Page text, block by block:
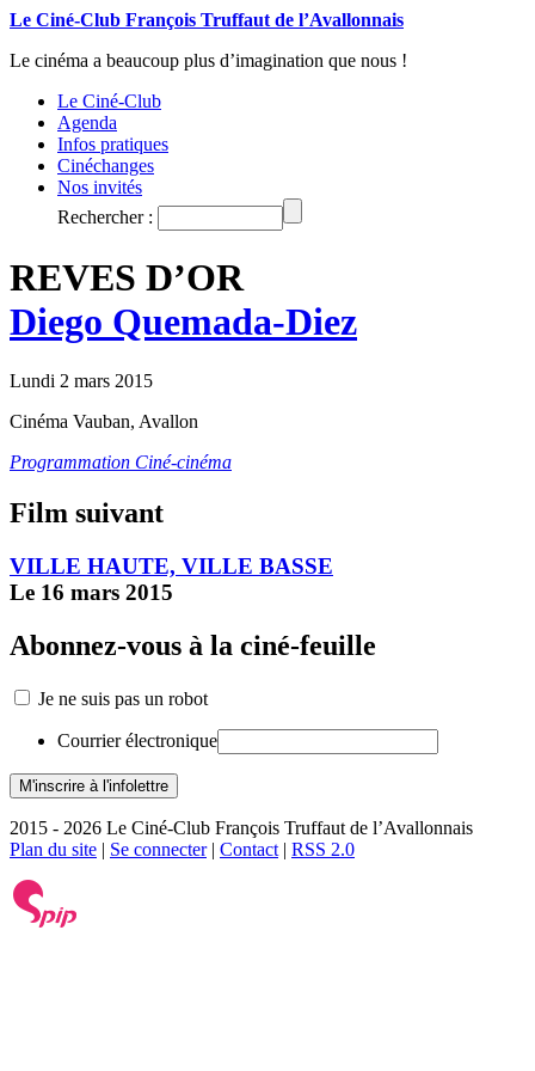
Le Ciné-Club François Truffaut de l’Avallonnais
Le cinéma a beaucoup plus d’imagination que nous !
Le Ciné-Club
Agenda
Infos pratiques
Cinéchanges
Nos invités
Rechercher :
REVES D’OR
Diego Quemada-Diez
Lundi 2 mars 2015
Cinéma Vauban, Avallon
Programmation Ciné-cinéma
Film suivant
VILLE HAUTE, VILLE BASSE
Le 16 mars 2015
Abonnez-vous à la ciné-feuille
Je ne suis pas un robot
Courrier électronique
2015 - 2026 Le Ciné-Club François Truffaut de l’Avallonnais
Plan du site | Se connecter| Contact | RSS 2.0